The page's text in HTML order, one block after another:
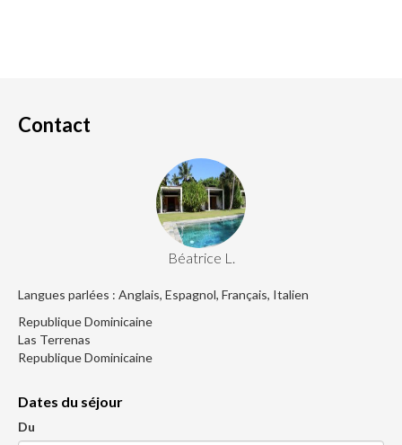
Contact
Béatrice L.
Langues parlées : Anglais, Espagnol, Français, Italien
Republique Dominicaine
Las Terrenas
Republique Dominicaine
Dates du séjour
Du